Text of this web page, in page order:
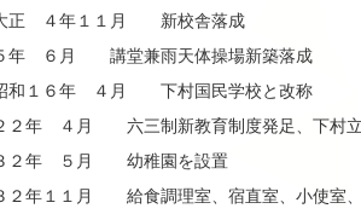
正 ４年１１月 新校舎落成
年 ６月 講堂兼雨天体操場新築落成
和１６年 ４月 下村国民学校と改称
２年 ４月 六三制新教育制度発足、下村立
２年 ５月 幼稚園を設置
２年１１月 給食調理室、宿直室、小使室